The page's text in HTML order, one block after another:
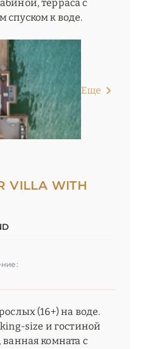
терраса с
спуском к воде.
Еще
VILLA WITH
(16+) на воде.
size и гостиной
комната с